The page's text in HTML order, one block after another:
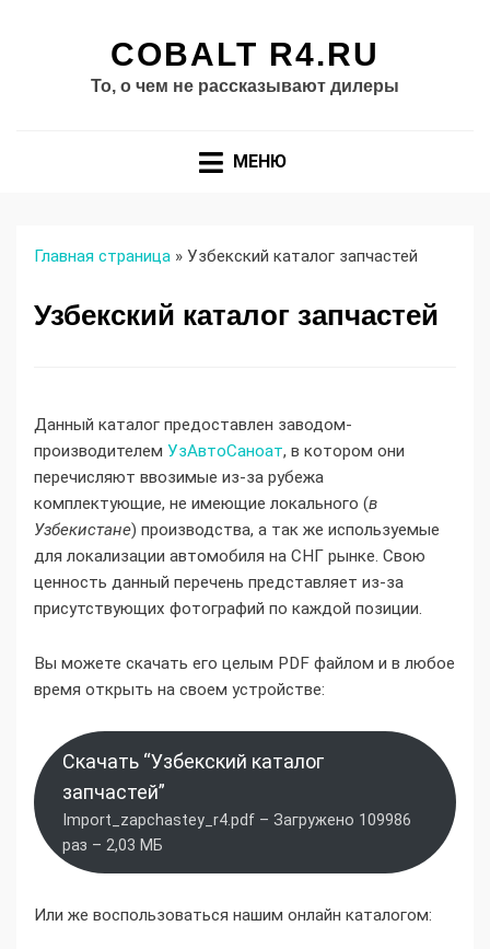
COBALT R4.RU
То, о чем не рассказывают дилеры
МЕНЮ
Главная страница » Узбекский каталог запчастей
Узбекский каталог запчастей
Данный каталог предоставлен заводом-
производителем УзАвтоСаноат, в котором они
перечисляют ввозимые из-за рубежа
комплектующие, не имеющие локального (в
Узбекистане) производства, а так же используемые
для локализации автомобиля на СНГ рынке. Свою
ценность данный перечень представляет из-за
присутствующих фотографий по каждой позиции.
Вы можете скачать его целым PDF файлом и в любое
время открыть на своем устройстве:
Скачать “Узбекский каталог
запчастей”
Import_zapchastey_r4.pdf – Загружено 109986
раз – 2,03 МБ
Или же воспользоваться нашим онлайн каталогом: